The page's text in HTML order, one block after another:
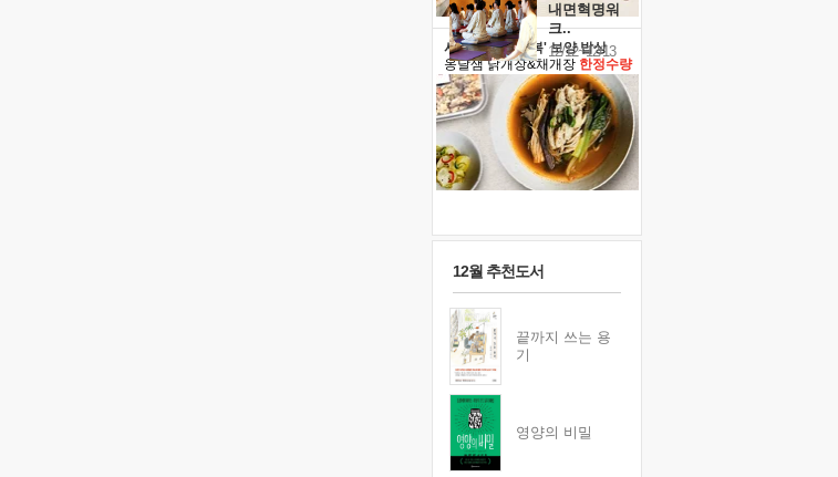
내면혁명워
크..
12/12~12/13
사람살리는 '말복' 보양 밥상
옹달샘 닭개장&채개장 한정수량
12월 추천도서
끝까지 쓰는 용
기
영양의 비밀